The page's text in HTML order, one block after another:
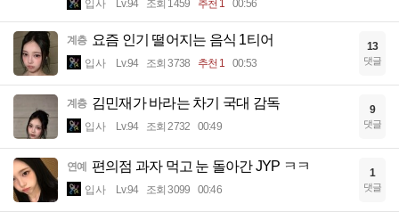
입사 Lv.94 조회 1459 추천 1 00:56
계층 요즘 인기 떨어지는 음식 1티어
입사 Lv.94 조회 3738 추천 1 00:53
13
댓글
계층 김민재가 바라는 차기 국대 감독
입사 Lv.94 조회 2732 00:49
9
댓글
연예 편의점 과자 먹고 눈 돌아간 JYP ㅋㅋ
입사 Lv.94 조회 3099 00:46
1
댓글